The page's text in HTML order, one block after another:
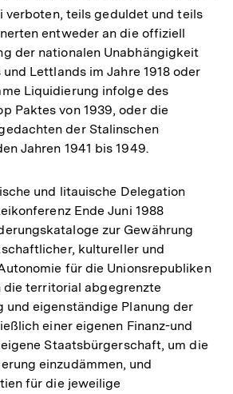
verboten, teils geduldet und teils
entweder an die offiziell
der nationalen Unabhängigkeit
Lettlands im Jahre 1918 oder
Liquidierung infolge des
Paktes von 1939, oder die
der Stalinschen
Jahren 1941 bis 1949.
und litauische Delegation
Ende Juni 1988
zur Gewährung
kultureller und
für die Unionsrepubliken
die territorial abgegrenzte
und eigenständige Planung der
einer eigenen Finanz-und
Staatsbürgerschaft, um die
einzudämmen, und
für die jeweilige